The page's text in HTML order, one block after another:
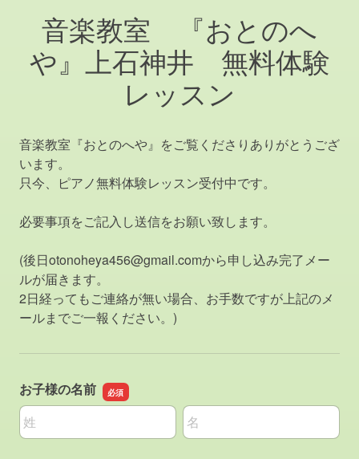
音楽教室 『おとのへ
や』上石神井 無料体験
レッスン
音楽教室『おとのへや』をご覧くださりありがとうござ
います。
只今、ピアノ無料体験レッスン受付中です。
必要事項をご記入し送信をお願い致します。
(後日otonoheya456@gmail.comから申し込み完了メー
ルが届きます。
2日経ってもご連絡が無い場合、お手数ですが上記のメ
ールまでご一報ください。)
お子様の名前
名前の姓
名前の名